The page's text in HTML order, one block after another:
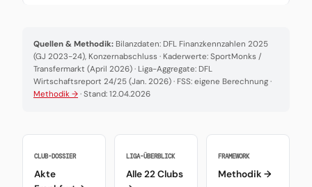
Quellen & Methodik: Bilanzdaten: DFL Finanzkennzahlen 2025
(GJ 2023-24), Konzernabschluss · Kaderwerte: SportMonks /
Transfermarkt (April 2026) · Liga-Aggregate: DFL
Wirtschaftsreport 24/25 (Jan. 2026) · FSS: eigene Berechnung ·
Methodik → · Stand: 12.04.2026
CLUB-DOSSIER
Akte
LIGA-ÜBERBLICK
Alle 22 Clubs
FRAMEWORK
Methodik →